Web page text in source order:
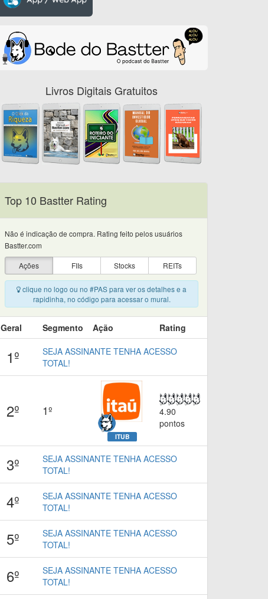
Livros Digitais Gratuitos
Top 10 Bastter Rating
Não é indicação de compra. Rating feito pelos usuários
Bastter.com
Ações
FIIs Stocks REITs
clique no logo ou no #PAS para ver os detalhes e a
rapidinha, no código para acessar o mural.
Geral Segmento Ação Rating
1º
SEJA ASSINANTE TENHA ACESSO
TOTAL!
2º 1º
ITUB
4.90
pontos
3º
SEJA ASSINANTE TENHA ACESSO
TOTAL!
4º
SEJA ASSINANTE TENHA ACESSO
TOTAL!
5º
SEJA ASSINANTE TENHA ACESSO
TOTAL!
6º
SEJA ASSINANTE TENHA ACESSO
TOTAL!